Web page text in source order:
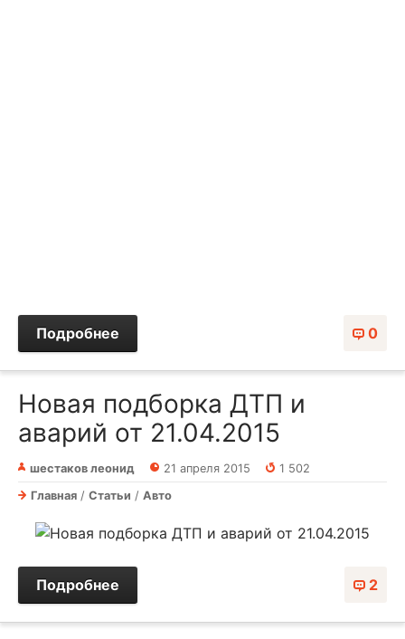
0
Подробнее
Новая подборка ДТП и
аварий от 21.04.2015
шестаков леонид 21 апреля 2015
1 502
Главная / Статьи / Авто
2
Подробнее